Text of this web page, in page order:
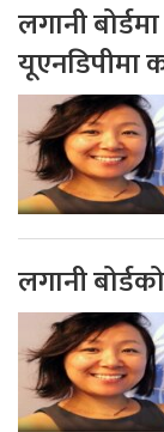
लगानी
यूएनडिपीमा
लगानी